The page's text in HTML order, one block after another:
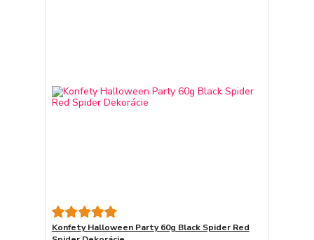
Konfety Halloween Party 60g Black Spider Red